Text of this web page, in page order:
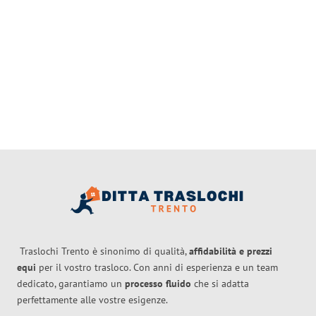
Traslochi Trento è sinonimo di qualità,affidabilità e prezzi
equi per il vostro trasloco. Con anni di esperienza e un team
dedicato, garantiamo un processo fluido che si adatta
perfettamente alle vostre esigenze.